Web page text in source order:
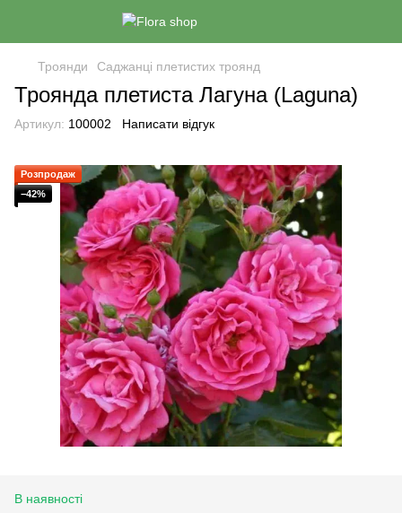
Троянди Саджанці плетистих троянд
Троянда плетиста Лагуна (Laguna)
Артикул: 100002 Написати відгук
Розпродаж
−42%
В наявності